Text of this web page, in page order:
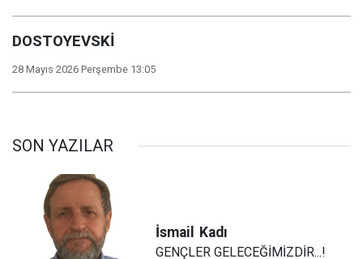
DOSTOYEVSKİ
28 Mayıs 2026 Perşembe 13:05
SON YAZILAR
İsmail Kadı
GENÇLER GELECEĞİMİZDİR...!